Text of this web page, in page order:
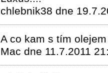
chlebnik38 dne
A co kam s tím
Mac dne 11.7.2011